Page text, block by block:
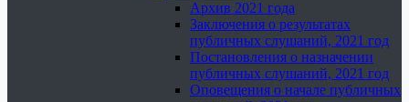
Архив 2021 года
Заключения о результатах
публичных слушаний, 2021 год
Постановления о назначении
публичных слушаний, 2021 год
Оповещения о начале публичных